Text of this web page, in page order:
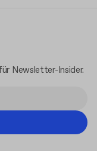
Newsletter-Insider.